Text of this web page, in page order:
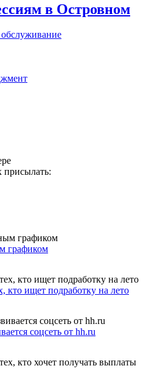
в Островном
присылать:
графиком
кто ищет подработку на лето
соцсеть от hh.ru